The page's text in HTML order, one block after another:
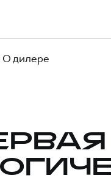
О дилере